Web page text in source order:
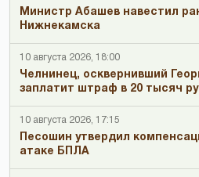
Министр Абашев навестил
Нижнекамска
10 августа 2026, 18:00
Челнинец, осквернивший
заплатит штраф в 20 тысяч
10 августа 2026, 17:15
Песошин утвердил
атаке БПЛА